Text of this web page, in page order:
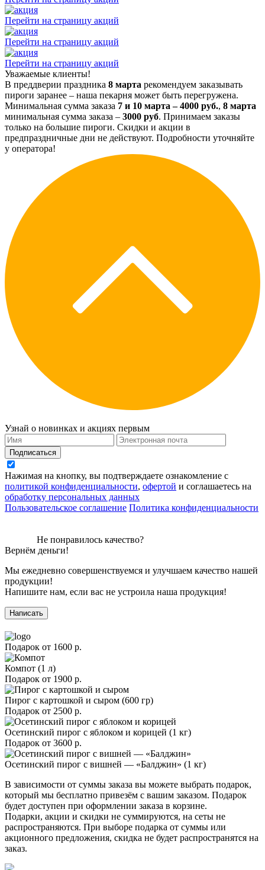
Перейти на страницу акций
Перейти на страницу акций
Перейти на страницу акций
Уважаемые клиенты!
В преддверии праздника 8 марта рекомендуем заказывать
пироги заранее – наша пекарня может быть перегружена.
Минимальная сумма заказа 7 и 10 марта – 4000 руб., 8 марта
минимальная сумма заказа – 3000 руб. Принимаем заказы
только на большие пироги. Скидки и акции в
предпраздничные дни не действуют. Подробности уточняйте
у оператора!
Узнай о новинках и акциях первым
Подписаться
Нажимая на кнопку, вы подтверждаете ознакомление с
политикой конфиденциальности, офертой и соглашаетесь на
обработку персональных данных
Пользовательское соглашение Политика конфиденциальности
Не понравилось качество?
Вернём деньги!
Мы ежедневно совершенствуемся и улучшаем качество нашей
продукции!
Напишите нам, если вас не устроила наша продукция!
Написать
Подарок от 1600 р.
Компот (1 л)
Подарок от 1900 р.
Пирог с картошкой и сыром (600 гр)
Подарок от 2500 р.
Осетинский пирог с яблоком и корицей (1 кг)
Подарок от 3600 р.
Осетинский пирог с вишней — «Балджин» (1 кг)
В зависимости от суммы заказа вы можете выбрать подарок,
который мы бесплатно привезём с вашим заказом. Подарок
будет доступен при оформлении заказа в корзине.
Подарки, акции и скидки не суммируются, на сеты не
распространяются. При выборе подарка от суммы или
акционного предложения, скидка не будет распространятся на
заказ.